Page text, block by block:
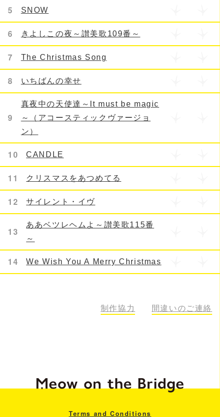
5 SNOW
6 きよしこの夜～讃美歌109番～
7 The Christmas Song
8 いちばんの幸せ
9
真夜中の天使達～It must be magic
～（アコースティックヴァージョ
ン）
10 CANDLE
11 クリスマスをあつめてる
12 サイレント・イヴ
13
ああベツレヘムよ～讃美歌115番
～
14 We Wish You A Merry Christmas
制作協力 間違いのご連絡
Terms and Conditions